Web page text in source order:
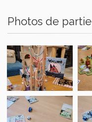
Photos de partie